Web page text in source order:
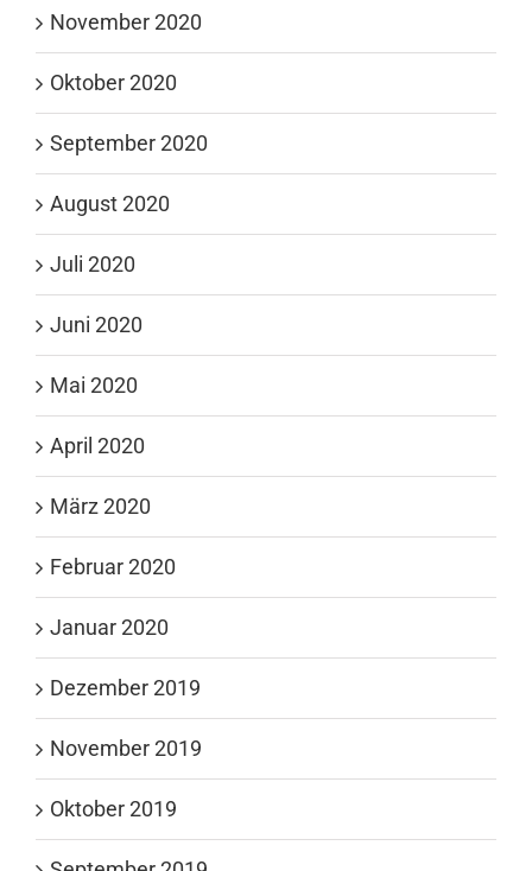
November 2020
Oktober 2020
September 2020
August 2020
Juli 2020
Juni 2020
Mai 2020
April 2020
März 2020
Februar 2020
Januar 2020
Dezember 2019
November 2019
Oktober 2019